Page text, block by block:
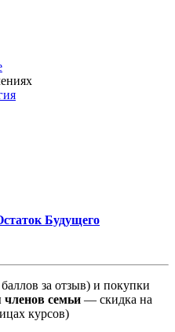
Будущего
за отзыв) и покупки
членов семьи — скидка на
курсов)